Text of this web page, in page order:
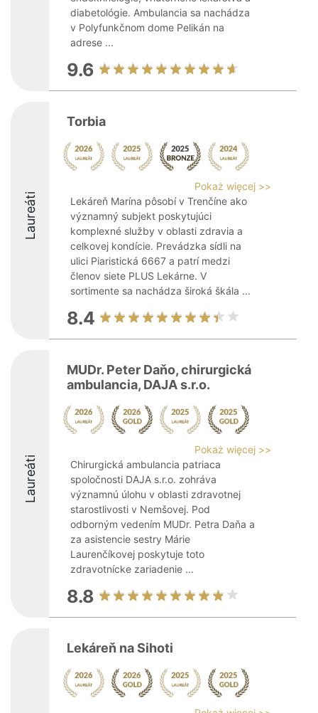
diabetológie. Ambulancia sa nachádza
v Polyfunkčnom dome Pelikán na
adrese ...
9.6
Laureáti
Torbia
Pokaż więcej >>
Lekáreň Marína pôsobí v Trenčíne ako
významný subjekt poskytujúci
komplexné služby v oblasti zdravia a
celkovej kondície. Prevádzka sídli na
ulici Piaristická 6667 a patrí medzi
členov siete PLUS Lekárne. V
sortimente sa nachádza široká škála ...
8.4
Laureáti
MUDr. Peter Daňo, chirurgická
ambulancia, DAJA s.r.o.
Pokaż więcej >>
Chirurgická ambulancia patriaca
spoločnosti DAJA s.r.o. zohráva
významnú úlohu v oblasti zdravotnej
starostlivosti v Nemšovej. Pod
odborným vedením MUDr. Petra Daňa a
za asistencie sestry Márie
Laurenčíkovej poskytuje toto
zdravotnícke zariadenie ...
8.8
Lekáreň na Sihoti